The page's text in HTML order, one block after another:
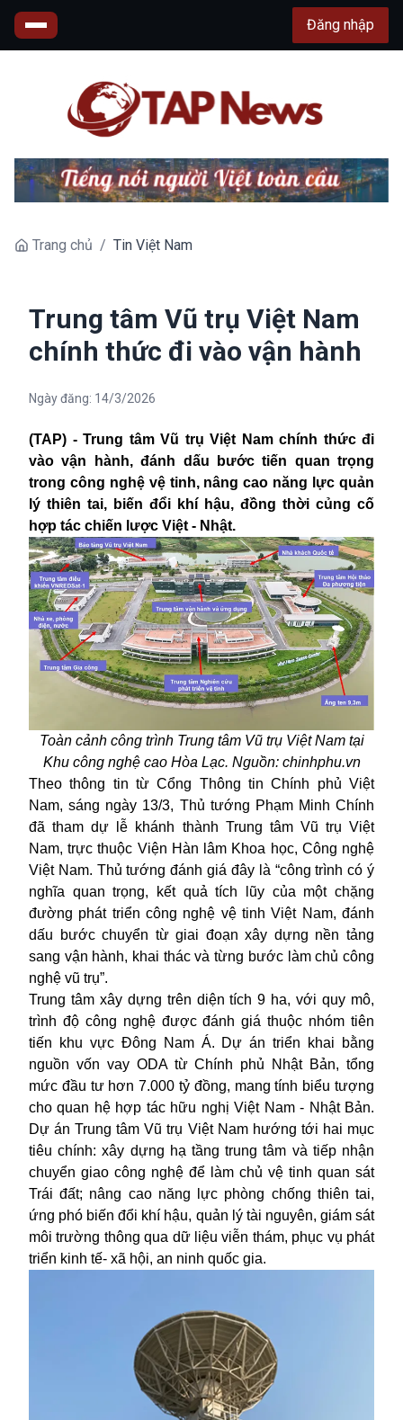
Đăng nhập
Trang chủ / Tin Việt Nam
Trung tâm Vũ trụ Việt Nam
chính thức đi vào vận hành
Ngày đăng: 14/3/2026
(TAP) - Trung tâm Vũ trụ Việt Nam chính thức đi
vào vận hành, đánh dấu bước tiến quan trọng
trong công nghệ vệ tinh, nâng cao năng lực quản
lý thiên tai, biến đổi khí hậu, đồng thời củng cố
hợp tác chiến lược Việt - Nhật.
Toàn cảnh công trình Trung tâm Vũ trụ Việt Nam tại
Khu công nghệ cao Hòa Lạc. Nguồn: chinhphu.vn
Theo thông tin từ Cổng Thông tin Chính phủ Việt
Nam, sáng ngày 13/3, Thủ tướng Phạm Minh Chính
đã tham dự lễ khánh thành Trung tâm Vũ trụ Việt
Nam, trực thuộc Viện Hàn lâm Khoa học, Công nghệ
Việt Nam. Thủ tướng đánh giá đây là “công trình có ý
nghĩa quan trọng, kết quả tích lũy của một chặng
đường phát triển công nghệ vệ tinh Việt Nam, đánh
dấu bước chuyển từ giai đoạn xây dựng nền tảng
sang vận hành, khai thác và từng bước làm chủ công
nghệ vũ trụ”.
Trung tâm xây dựng trên diện tích 9 ha, với quy mô,
trình độ công nghệ được đánh giá thuộc nhóm tiên
tiến khu vực Đông Nam Á. Dự án triển khai bằng
nguồn vốn vay ODA từ Chính phủ Nhật Bản, tổng
mức đầu tư hơn 7.000 tỷ đồng, mang tính biểu tượng
cho quan hệ hợp tác hữu nghị Việt Nam - Nhật Bản.
Dự án Trung tâm Vũ trụ Việt Nam hướng tới hai mục
tiêu chính: xây dựng hạ tầng trung tâm và tiếp nhận
chuyển giao công nghệ để làm chủ vệ tinh quan sát
Trái đất; nâng cao năng lực phòng chống thiên tai,
ứng phó biến đổi khí hậu, quản lý tài nguyên, giám sát
môi trường thông qua dữ liệu viễn thám, phục vụ phát
triển kinh tế- xã hội, an ninh quốc gia.